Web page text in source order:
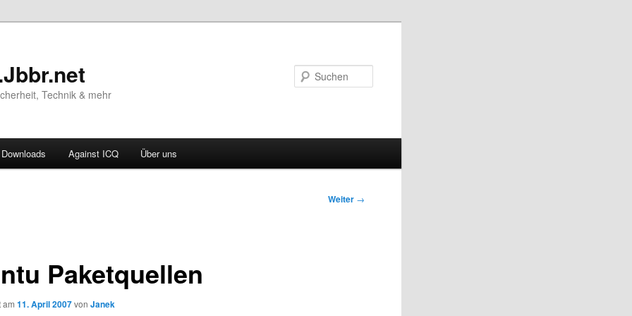
Technik & mehr
Downloads Against ICQ Über uns
Weiter →
Paketquellen
am11. April 2007 vonJanek